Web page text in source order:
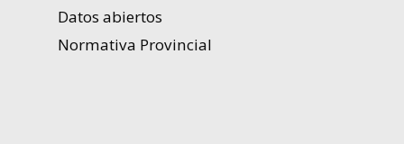
Datos abiertos
Normativa Provincial